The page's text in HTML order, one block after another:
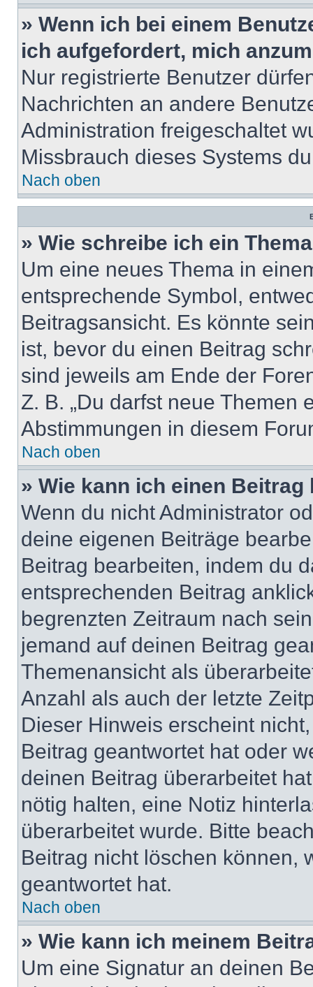
» Wenn ich bei einem
ich aufgefordert, mich
Nur registrierte Benutzer
Nachrichten an andere
Administration freigeschaltet
Missbrauch dieses Systems
Nach oben
» Wie schreibe ich ein
Um eine neues Thema in
entsprechende Symbol,
Beitragsansicht. Es könnte
ist, bevor du einen Beitrag
sind jeweils am Ende der
Z. B. „Du darfst neue Themen
Abstimmungen in diesem
Nach oben
» Wie kann ich einen
Wenn du nicht Administrator
deine eigenen Beiträge
Beitrag bearbeiten, indem du
entsprechenden Beitrag
begrenzten Zeitraum nach
jemand auf deinen Beitrag
Themenansicht als
Anzahl als auch der letzte
Dieser Hinweis erscheint
Beitrag geantwortet hat oder
deinen Beitrag überarbeitet
nötig halten, eine Notiz
überarbeitet wurde. Bitte
Beitrag nicht löschen können,
geantwortet hat.
Nach oben
» Wie kann ich meinem
Um eine Signatur an deinen